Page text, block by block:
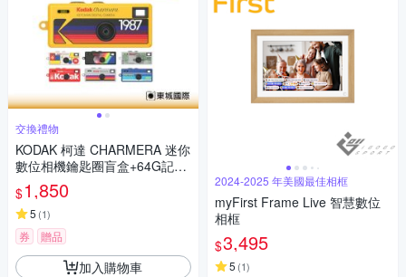
交換禮物
KODAK 柯達 CHARMERA 迷你
數位相機鑰匙圈盲盒+64G記憶
卡組
$1,850
5 (1)
券 贈品
加入購物車
2024-2025 年美國最佳相框
myFirst Frame Live 智慧數位
相框
$3,495
5 (1)